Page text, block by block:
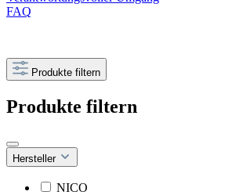
FAQ
Produkte filtern
Produkte filtern
Hersteller
NICO